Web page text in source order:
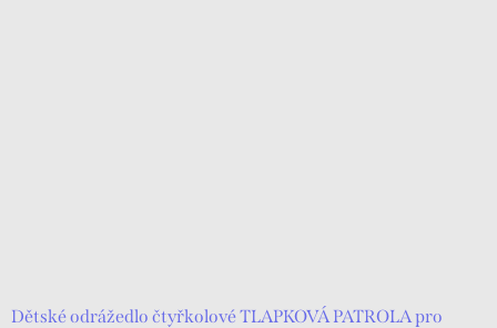
Dětské odrážedlo čtyřkolové TLAPKOVÁ PATROLA pro